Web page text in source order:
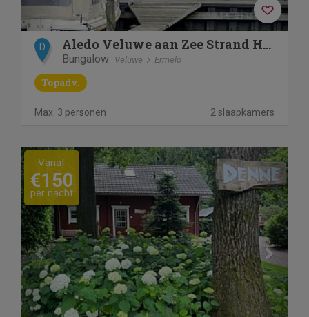
D Aledo Veluwe aan Zee Strand Horst sfeer "Venice Beach".
Bungalow Veluwe Ermelo
Topadv.
Max. 3 personen 2 slaapkamers
Previous Next
Vanaf
€150
per nacht